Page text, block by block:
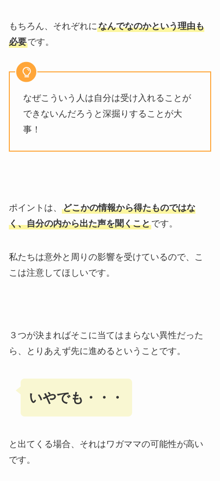
もちろん、それぞれになんでなのかという理由も
必要です。
なぜこういう人は自分は受け入れることが
できないんだろうと深掘りすることが大
事！
ポイントは、 どこかの情報から得たものではな
く、自分の内から出た声を聞くことです。
私たちは意外と周りの影響を受けているので、こ
こは注意してほしいです。
３つが決まればそこに当てはまらない異性だった
ら、とりあえず先に進めるということです。
いやでも・・・
と出てくる場合、それはワガママの可能性が高い
です。